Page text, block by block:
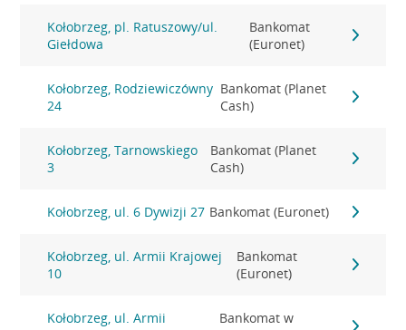
Kołobrzeg, pl. Ratuszowy/ul.
Giełdowa
Bankomat
(Euronet)
Kołobrzeg, Rodziewiczówny
24
Bankomat (Planet
Cash)
Kołobrzeg, Tarnowskiego
3
Bankomat (Planet
Cash)
Kołobrzeg, ul. 6 Dywizji 27 Bankomat (Euronet)
Kołobrzeg, ul. Armii Krajowej
10
Bankomat
(Euronet)
Kołobrzeg, ul. Armii
Bankomat w